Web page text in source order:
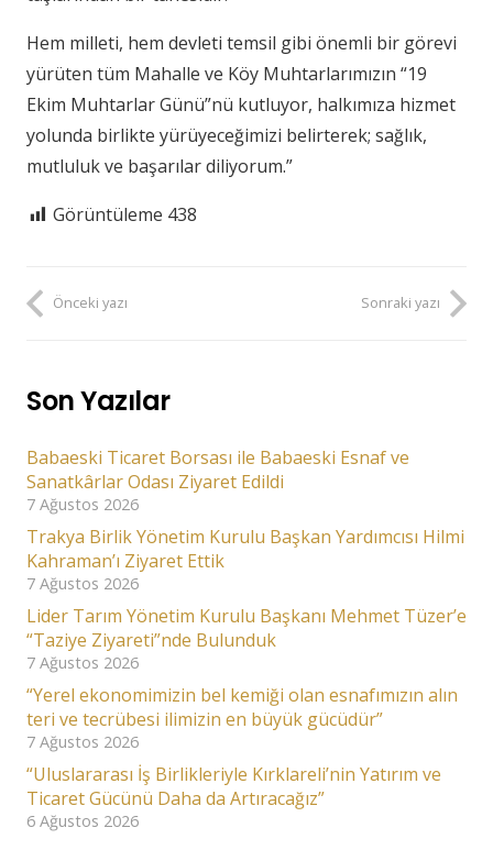
Hem milleti, hem devleti temsil gibi önemli bir görevi
yürüten tüm Mahalle ve Köy Muhtarlarımızın “19
Ekim Muhtarlar Günü”nü kutluyor, halkımıza hizmet
yolunda birlikte yürüyeceğimizi belirterek; sağlık,
mutluluk ve başarılar diliyorum.”
Görüntüleme 438
Önceki yazı Sonraki yazı
Son Yazılar
Babaeski Ticaret Borsası ile Babaeski Esnaf ve
Sanatkârlar Odası Ziyaret Edildi
7 Ağustos 2026
Trakya Birlik Yönetim Kurulu Başkan Yardımcısı Hilmi
Kahraman’ı Ziyaret Ettik
7 Ağustos 2026
Lider Tarım Yönetim Kurulu Başkanı Mehmet Tüzer’e
“Taziye Ziyareti”nde Bulunduk
7 Ağustos 2026
“Yerel ekonomimizin bel kemiği olan esnafımızın alın
teri ve tecrübesi ilimizin en büyük gücüdür”
7 Ağustos 2026
“Uluslararası İş Birlikleriyle Kırklareli’nin Yatırım ve
Ticaret Gücünü Daha da Artıracağız”
6 Ağustos 2026